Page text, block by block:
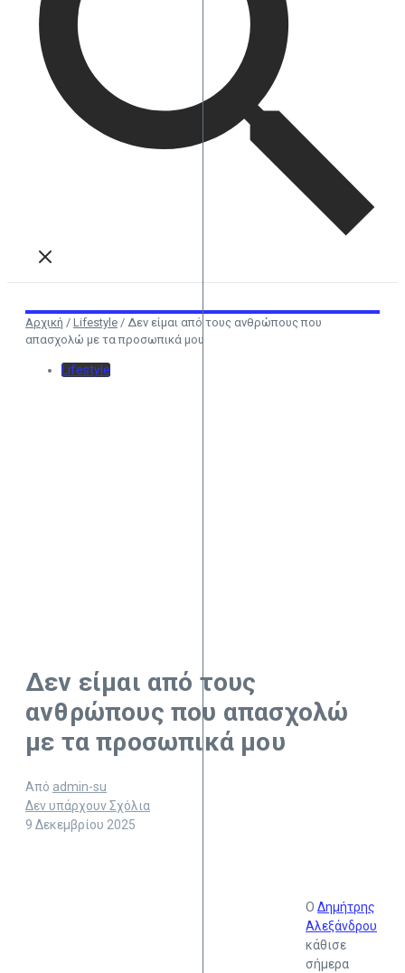
Αρχική / Lifestyle / Δεν είμαι από τους ανθρώπους που
απασχολώ με τα προσωπικά μου
Lifestyle
Δεν είμαι από τους
ανθρώπους που απασχολώ
με τα προσωπικά μου
Από admin-su
Δεν υπάρχουν Σχόλια
9 Δεκεμβρίου 2025
Ο Δημήτρης
Αλεξάνδρου
κάθισε
σήμερα